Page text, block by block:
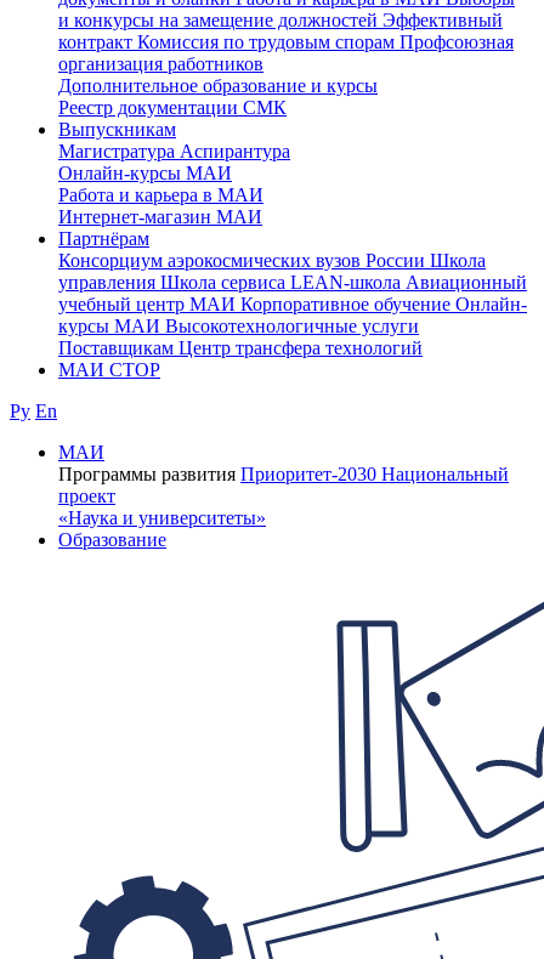
и конкурсы на замещение должностей Эффективный
контракт Комиссия по трудовым спорам Профсоюзная
организация работников
Дополнительное образование и курсы
Реестр документации СМК
Выпускникам
Магистратура Аспирантура
Онлайн-курсы МАИ
Работа и карьера в МАИ
Интернет-магазин МАИ
Партнёрам
Консорциум аэрокосмических вузов России Школа
управления Школа сервиса LEAN-школа Авиационный
учебный центр МАИ Корпоративное обучение Онлайн-
курсы МАИ Высокотехнологичные услуги
Поставщикам Центр трансфера технологий
МАИ СТОР
Ру En
МАИ
Программы развития Приоритет-2030 Национальный
проект
«Наука и университеты»
Образование